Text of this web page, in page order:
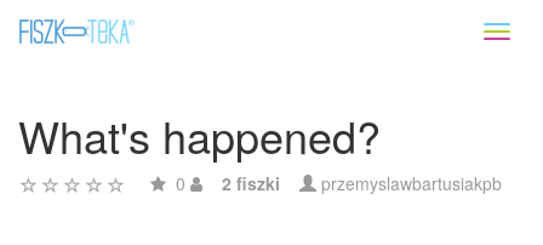
What's happened?
0 2 fiszki przemyslawbartusiakpb